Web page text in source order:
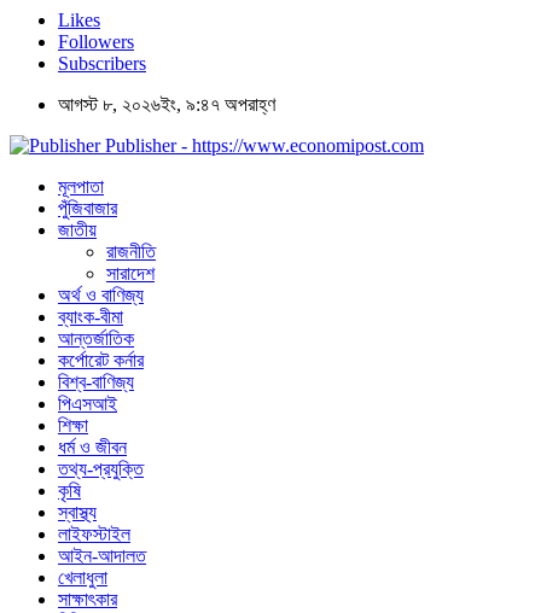
Likes
Followers
Subscribers
আগস্ট ৮, ২০২৬ইং, ৯:৪৭ অপরাহ্ণ
Publisher - https://www.economipost.com
মূলপাতা
পুঁজিবাজার
জাতীয়
রাজনীতি
সারাদেশ
অর্থ ও বাণিজ্য
ব্যাংক-বীমা
আন্তর্জাতিক
কর্পোরেট কর্নার
বিশ্ব-বাণিজ্য
পিএসআই
শিক্ষা
ধর্ম ও জীবন
তথ্য-প্রযুক্তি
কৃষি
স্বাস্থ্য
লাইফস্টাইল
আইন-আদালত
খেলাধুলা
সাক্ষাৎকার